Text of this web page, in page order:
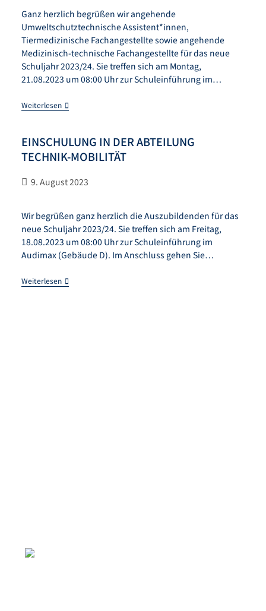
Ganz herzlich begrüßen wir angehende
Umweltschutztechnische Assistent*innen,
Tiermedizinische Fachangestellte sowie angehende
Medizinisch-technische Fachangestellte für das neue
Schuljahr 2023/24. Sie treffen sich am Montag,
21.08.2023 um 08:00 Uhr zur Schuleinführung im…
Weiterlesen
EINSCHULUNG IN DER ABTEILUNG
TECHNIK-MOBILITÄT
9. August 2023
Wir begrüßen ganz herzlich die Auszubildenden für das
neue Schuljahr 2023/24. Sie treffen sich am Freitag,
18.08.2023 um 08:00 Uhr zur Schuleinführung im
Audimax (Gebäude D). Im Anschluss gehen Sie…
Weiterlesen